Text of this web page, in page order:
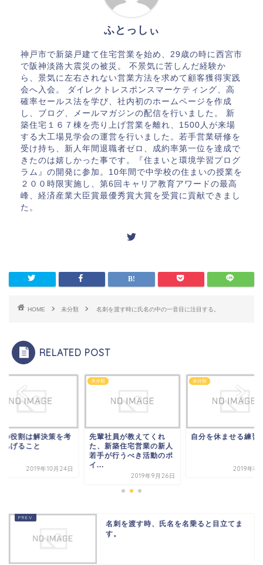
ふとっしぃ
神戸市で新築戸建て住宅営業を始め、29歳の時に西宮市
で阪神淡路大震災の被災。 不景気に苦しんだ経験か
ら、景気に左右されない営業方法を求めて顧客獲得実践
会へ入会。 ダイレクトレスポンスマーケティング、高
確率セールス法を学び、社内初のホームページを作成
し、ブログ、メールマガジンの配信を行いました。 新
築住宅１６７棟を売り上げ営業を離れ、1500人が来場
する大工場見学会の運営を行いました。若手営業研修を
受け持ち、新人年間退職者ゼロ、成約率第一位を達成で
きたのは嬉しかった事です。『住まいと環境学習プログ
ラム』の開発に参加。10年間で中学校の住まいの授業を
２００時限実施し、第6回キャリア教育アワードの最高
峰、経済産業大臣賞最優秀賞大賞を受賞に貢献できまし
た。
HOME 未分類 名刺を渡す時に氏名の中の一音目に注目する。
RELATED POST
の役割は解決策を考
あげること
2019年10月24日
未分類
先輩社員が教えてくれ
た、新築住宅営業の新人
若手が行うべき活動のポ
イ...
2019年9月26日
未分類
自分を休ませる練習
2019年8
名刺を渡す時、氏名を名乗ると目立てま
す。